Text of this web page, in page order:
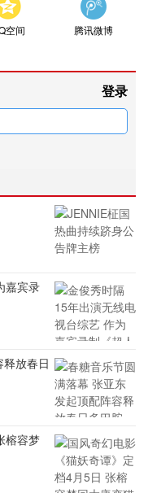
空间 腾讯微博
登录
嘉宾录
放春日
榕容梦